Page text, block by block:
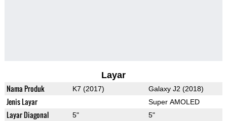
Layar
Nama Produk K7 (2017) Galaxy J2 (2018)
Jenis Layar Super AMOLED
Layar Diagonal 5" 5"